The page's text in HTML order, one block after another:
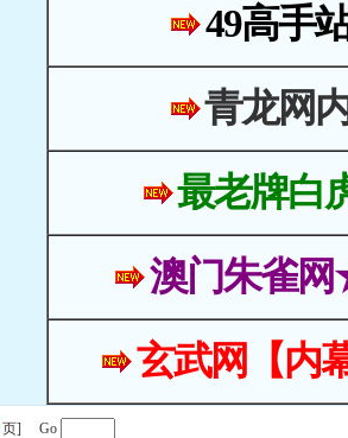
49高手
青龙网
最老牌白
澳门朱雀
玄武网【内
页] Go